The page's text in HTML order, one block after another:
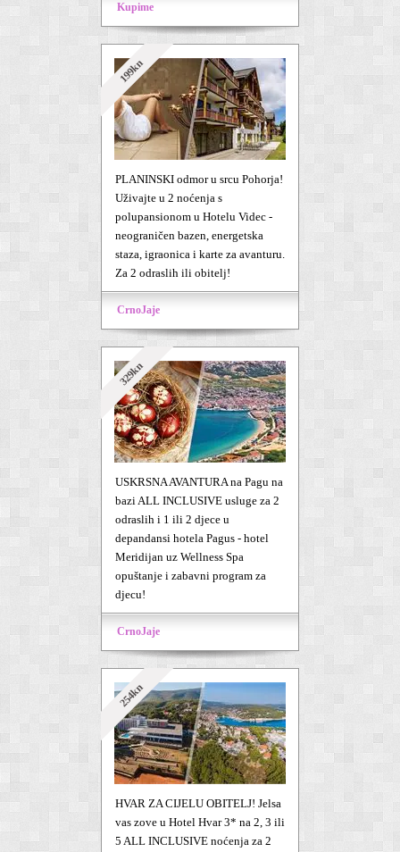
Kupime
199kn
PLANINSKI odmor u srcu Pohorja!
Uživajte u 2 noćenja s
polupansionom u Hotelu Videc -
neograničen bazen, energetska
staza, igraonica i karte za avanturu.
Za 2 odraslih ili obitelj!
CrnoJaje
329kn
USKRSNA AVANTURA na Pagu na
bazi ALL INCLUSIVE usluge za 2
odraslih i 1 ili 2 djece u
depandansi hotela Pagus - hotel
Meridijan uz Wellness Spa
opuštanje i zabavni program za
djecu!
CrnoJaje
254kn
HVAR ZA CIJELU OBITELJ! Jelsa
vas zove u Hotel Hvar 3* na 2, 3 ili
5 ALL INCLUSIVE noćenja za 2